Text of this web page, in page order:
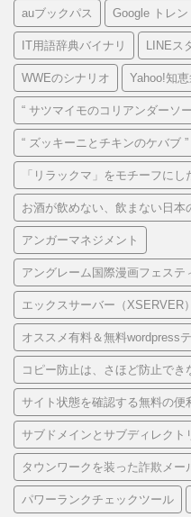
auブックパス Google トレン
IT用語辞典バイナリ LINEス
WWEのシナリオ Yahoo!知恵
“ サツマイモのコリアンダーソ
“ ズッキーニとチキンのケバブ ”
「リラックマ」をモチーフにし
お酒が飲めない、飲まない日本
アンガーマネジメント
アングレーム国際漫画フェステ
エックスサーバー（XSERVER
オススメ有料＆無料wordpress
コピー防止は、さほど防止でき
サイト状態を確認する無料の便
サブドメインとサブディレクト
タウンワークを装った詐欺メー
パワーランクチェックツール